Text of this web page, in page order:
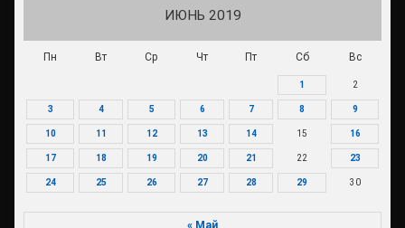
ИЮНЬ 2019
Пн Вт Ср Чт Пт Сб Вс
1 2
3 4 5 6 7 8 9
10 11 12 13 14 15 16
17 18 19 20 21 22 23
24 25 26 27 28 29 30
« Май